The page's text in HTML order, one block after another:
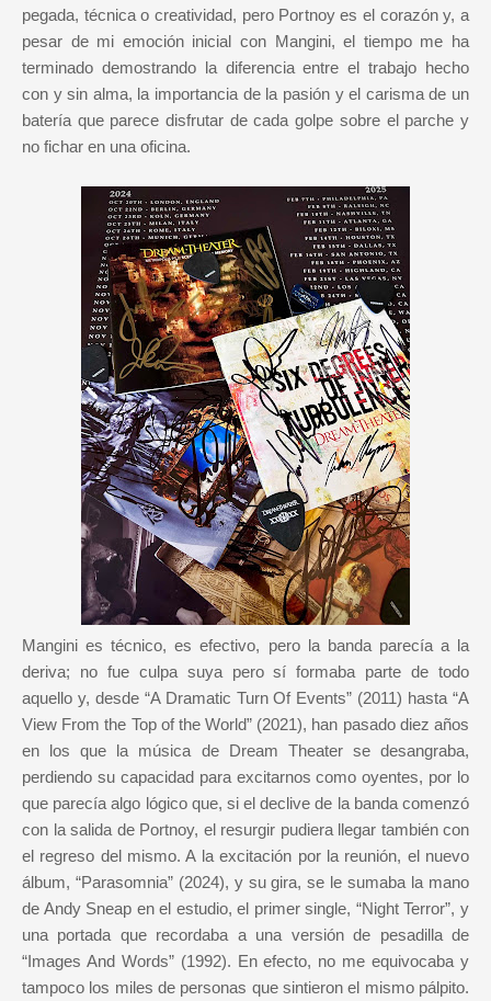
pegada, técnica o creatividad, pero Portnoy es el corazón y, a
pesar de mi emoción inicial con Mangini, el tiempo me ha
terminado demostrando la diferencia entre el trabajo hecho
con y sin alma, la importancia de la pasión y el carisma de un
batería que parece disfrutar de cada golpe sobre el parche y
no fichar en una oficina.
Mangini es técnico, es efectivo, pero la banda parecía a la
deriva; no fue culpa suya pero sí formaba parte de todo
aquello y, desde “A Dramatic Turn Of Events” (2011) hasta “A
View From the Top of the World” (2021), han pasado diez años
en los que la música de Dream Theater se desangraba,
perdiendo su capacidad para excitarnos como oyentes, por lo
que parecía algo lógico que, si el declive de la banda comenzó
con la salida de Portnoy, el resurgir pudiera llegar también con
el regreso del mismo. A la excitación por la reunión, el nuevo
álbum, “Parasomnia” (2024), y su gira, se le sumaba la mano
de Andy Sneap en el estudio, el primer single, “Night Terror”, y
una portada que recordaba a una versión de pesadilla de
“Images And Words” (1992). En efecto, no me equivocaba y
tampoco los miles de personas que sintieron el mismo pálpito.